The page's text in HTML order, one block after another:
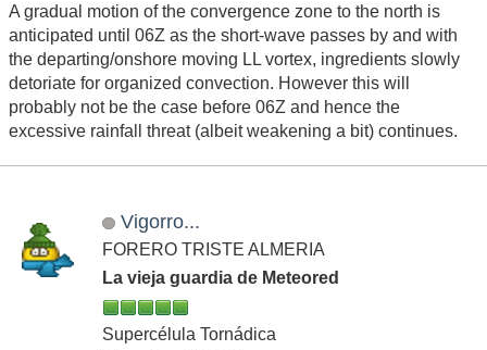
A gradual motion of the convergence zone to the north is
anticipated until 06Z as the short-wave passes by and with
the departing/onshore moving LL vortex, ingredients slowly
detoriate for organized convection. However this will
probably not be the case before 06Z and hence the
excessive rainfall threat (albeit weakening a bit) continues.
Vigorro...
FORERO TRISTE ALMERIA
La vieja guardia de Meteored
Supercélula Tornádica